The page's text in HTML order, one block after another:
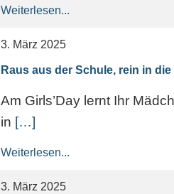
Weiterlesen...
3. März 2025
Raus aus der Schule, rein in
Am Girls’Day lernt Ihr
in […]
Weiterlesen...
3. März 2025